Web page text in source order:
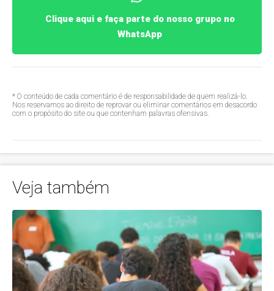
Clique aqui e faça parte do nosso grupo no
WhatsApp
* O conteúdo de cada comentário é de responsabilidade de quem realizá-lo.
Nos reservamos ao direito de reprovar ou eliminar comentários em desacordo
com o propósito do site ou que contenham palavras ofensivas.
Veja também